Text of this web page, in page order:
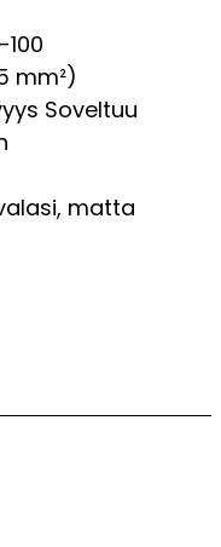
mm²)
Soveltuu
matta